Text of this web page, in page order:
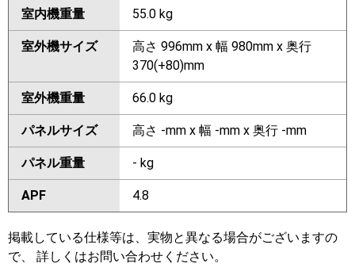
室内機重量 55.0 kg
室外機サイズ
高さ 996mm x 幅 980mm x 奥行
370(+80)mm
室外機重量 66.0 kg
パネルサイズ 高さ -mm x 幅 -mm x 奥行 -mm
パネル重量 - kg
APF 4.8
掲載している仕様等は、実物と異なる場合がございますの
で、 詳しくはお問い合わせください。